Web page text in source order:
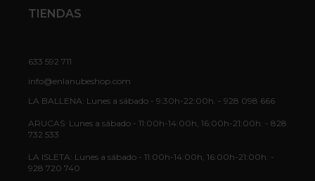
TIENDAS
633 592 711
info@enlanubeshop.com
LA BALLENA: Lunes a sábado - 9:30h-22:00h. - 928 098 666
ARUCAS: Lunes a sábado - 11:00h-14:00h, 16:00h-21:00h. - 828
732 533
LA ISLETA: Lunes a sábado - 11:00h-14:00h, 16:00h-21:00h. -
928 720 740